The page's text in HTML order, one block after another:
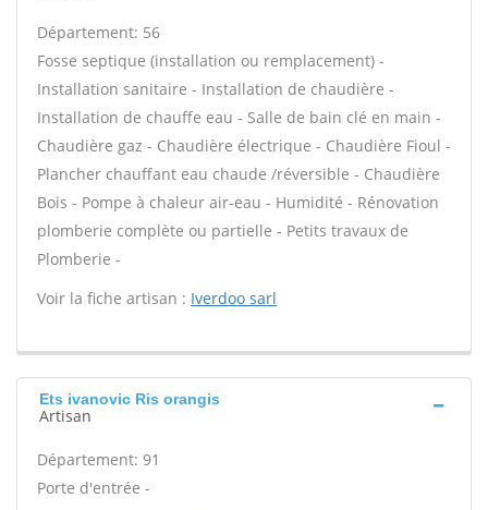
Département: 56
Fosse septique (installation ou remplacement) -
Installation sanitaire - Installation de chaudière -
Installation de chauffe eau - Salle de bain clé en main -
Chaudière gaz - Chaudière électrique - Chaudière Fioul -
Plancher chauffant eau chaude /réversible - Chaudière
Bois - Pompe à chaleur air-eau - Humidité - Rénovation
plomberie complète ou partielle - Petits travaux de
Plomberie -
Voir la fiche artisan : Iverdoo sarl
Ets ivanovic Ris orangis
Artisan
Département: 91
Porte d'entrée -